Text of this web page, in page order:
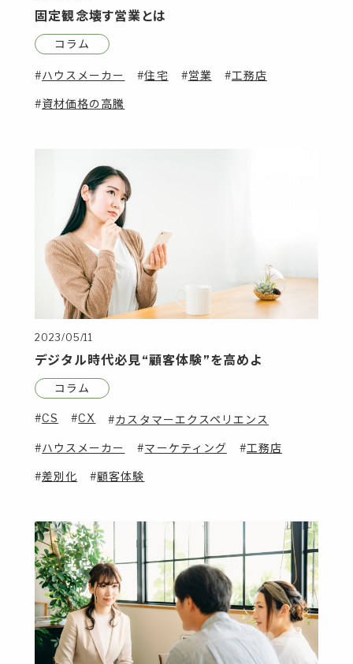
固定観念壊す営業とは
コラム
ハウスメーカー 住宅 営業 工務店
資材価格の高騰
2023/05/11
デジタル時代必見“顧客体験”を高めよ
コラム
CS CX カスタマーエクスペリエンス
ハウスメーカー マーケティング 工務店
差別化 顧客体験